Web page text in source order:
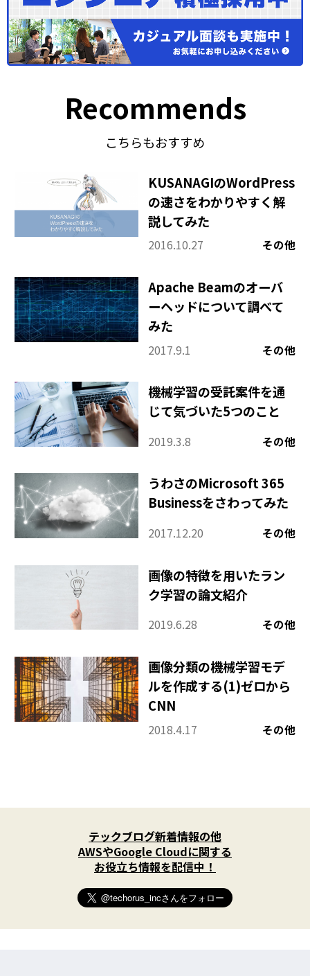
Recommends
こちらもおすすめ
KUSANAGIのWordPress
の速さをわかりやすく解
説してみた
2016.10.27 その他
Apache Beamのオーバ
ーヘッドについて調べて
みた
2017.9.1 その他
機械学習の受託案件を通
じて気づいた5つのこと
2019.3.8 その他
うわさのMicrosoft 365
Businessをさわってみた
2017.12.20 その他
画像の特徴を用いたラン
ク学習の論文紹介
2019.6.28 その他
画像分類の機械学習モデ
ルを作成する(1)ゼロから
CNN
2018.4.17 その他
X
T
w
i
t
t
e
r
)
テックブログ新着情報の他
AWSやGoogle Cloudに関する
お役立ち情報を配信中！